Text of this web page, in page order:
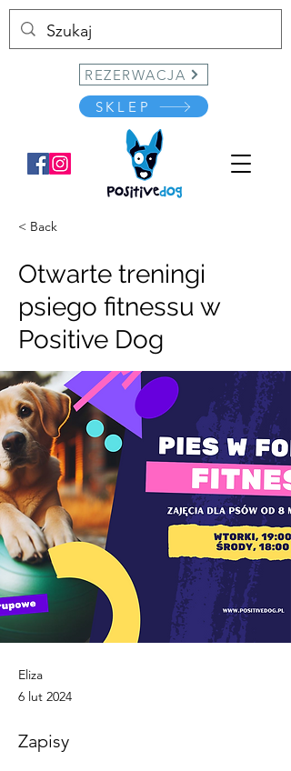
REZERWACJA
SKLEP
< Back
Otwarte treningi
psiego fitnessu w
Positive Dog
Eliza
6 lut 2024
Zapisy